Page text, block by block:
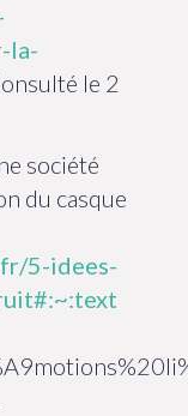
la-
le 2
société
du casque
5-idees-